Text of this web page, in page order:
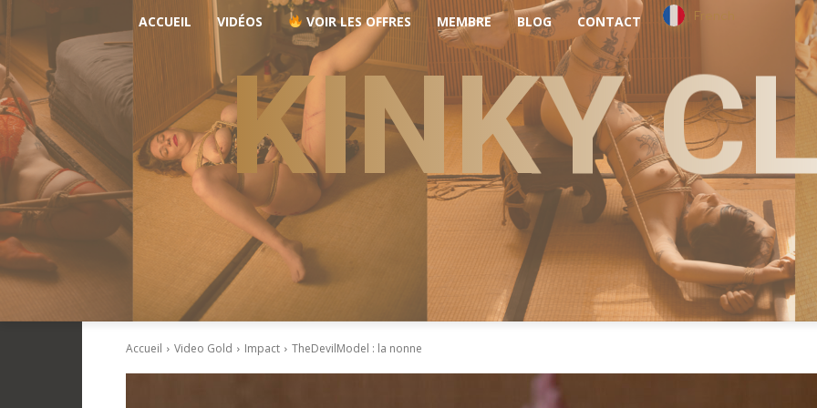
ACCUEIL VIDÉOS VOIR LES OFFRES MEMBRE BLOG CONTACT French
KINKY
Accueil Video Gold Impact TheDevilModel : la nonne